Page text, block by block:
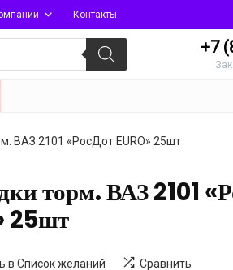
Контакты
+7
ВАЗ 2101 «РосДот EURO» 25шт
торм. ВАЗ 2101
25шт
в Список желаний Сравнить